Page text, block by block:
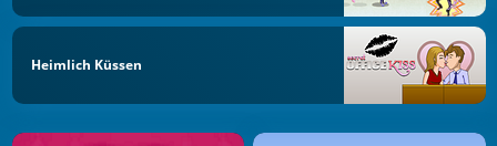
Heimlich Küssen